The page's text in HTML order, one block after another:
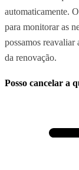
automaticamente.
para monitorar as
possamos reavaliar
da renovação.
Posso cancelar a